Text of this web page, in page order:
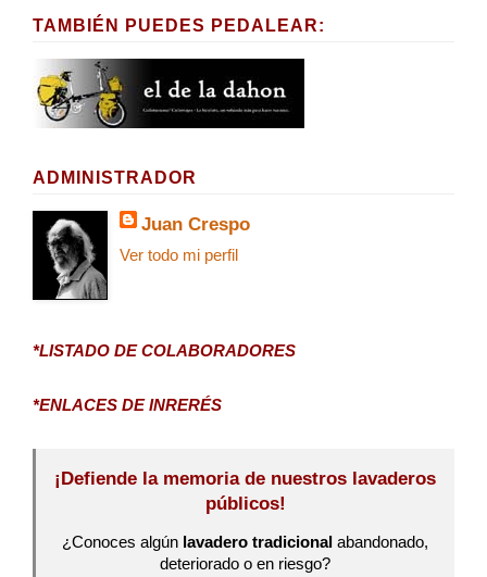
TAMBIÉN PUEDES PEDALEAR:
ADMINISTRADOR
Juan Crespo
Ver todo mi perfil
*LISTADO DE COLABORADORES
*ENLACES DE INRERÉS
¡Defiende la memoria de nuestros lavaderos
públicos!
¿Conoces algún lavadero tradicional abandonado,
deteriorado o en riesgo?